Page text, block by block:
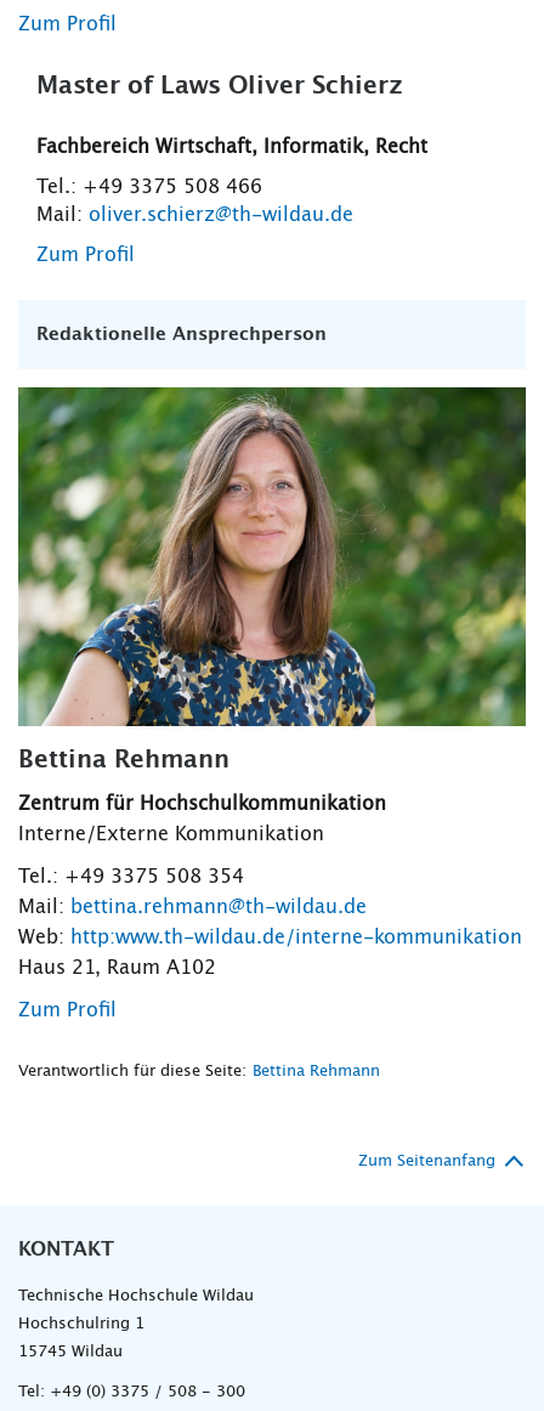
Zum Profil
Master of Laws Oliver Schierz
Fachbereich Wirtschaft, Informatik, Recht
Tel.: +49 3375 508 466
Mail: oliver.schierz@th-wildau.de
Zum Profil
Redaktionelle Ansprechperson
Bettina Rehmann
Zentrum für Hochschulkommunikation
Interne/Externe Kommunikation
Tel.: +49 3375 508 354
Mail: bettina.rehmann@th-wildau.de
Web: http:www.th-wildau.de/interne-kommunikation
Haus 21, Raum A102
Zum Profil
Verantwortlich für diese Seite: Bettina Rehmann
Zum Seitenanfang
KONTAKT
Technische Hochschule Wildau
Hochschulring 1
15745 Wildau
Tel: +49 (0) 3375 / 508 - 300